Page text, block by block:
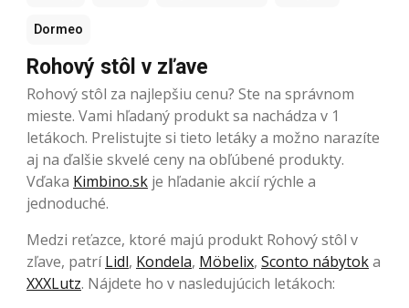
Dormeo
Rohový stôl v zľave
Rohový stôl za najlepšiu cenu? Ste na správnom
mieste. Vami hľadaný produkt sa nachádza v 1
letákoch. Prelistujte si tieto letáky a možno narazíte
aj na ďalšie skvelé ceny na obľúbené produkty.
Vďaka Kimbino.sk je hľadanie akcií rýchle a
jednoduché.
Medzi reťazce, ktoré majú produkt Rohový stôl v
zľave, patríLidl, Kondela, Möbelix, Sconto nábytoka
XXXLutz. Nájdete ho v nasledujúcich letákoch: